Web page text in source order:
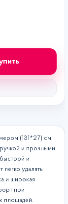
(131*27) см.
и прочными
и
удалять
и широкая
при
площадей.